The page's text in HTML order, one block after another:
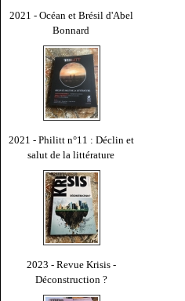
2021 - Océan et Brésil d'Abel
Bonnard
2021 - Philitt n°11 : Déclin et
salut de la littérature
2023 - Revue Krisis -
Déconstruction ?